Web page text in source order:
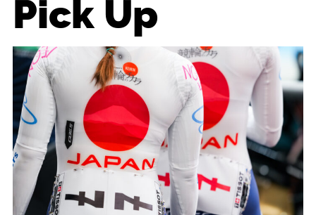
Pick Up